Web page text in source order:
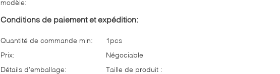
modèle:
Conditions de paiement et expédition:
Quantité de commande min:
1pcs
Prix:
Négociable
Détails d'emballage:
Taille de produit :